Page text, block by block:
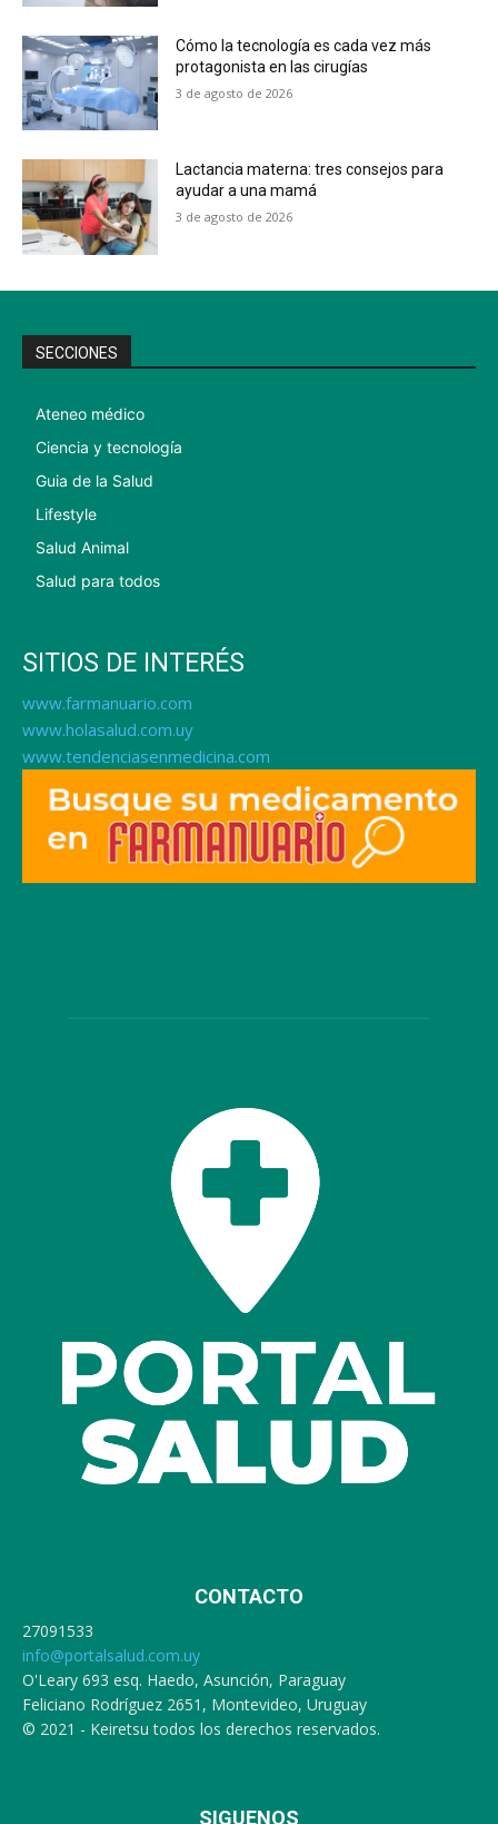
Cómo la tecnología es cada vez más
protagonista en las cirugías
3 de agosto de 2026
Lactancia materna: tres consejos para
ayudar a una mamá
3 de agosto de 2026
SECCIONES
Ateneo médico
Ciencia y tecnología
Guia de la Salud
Lifestyle
Salud Animal
Salud para todos
SITIOS DE INTERÉS
www.farmanuario.com
www.holasalud.com.uy
www.tendenciasenmedicina.com
CONTACTO
27091533
info@portalsalud.com.uy
O'Leary 693 esq. Haedo, Asunción, Paraguay
Feliciano Rodríguez 2651, Montevideo, Uruguay
© 2021 - Keiretsu todos los derechos reservados.
SIGUENOS